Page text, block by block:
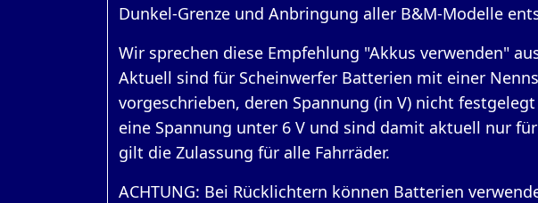
Dunkel-Grenze und Anbringung aller B&M-Modelle
Wir sprechen diese Empfehlung "Akkus verwenden"
Aktuell sind für Scheinwerfer Batterien mit einer
vorgeschrieben, deren Spannung (in V) nicht
eine Spannung unter 6 V und sind damit aktuell nur
gilt die Zulassung für alle Fahrräder.
ACHTUNG: Bei Rücklichtern können Batterien